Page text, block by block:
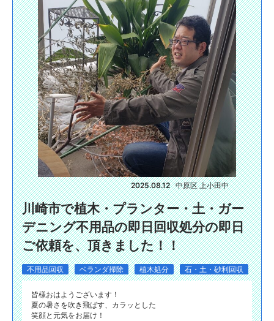
2025.08.12 中原区 上小田中
川崎市で植木・プランター・土・ガー
デニング不用品の即日回収処分の即日
ご依頼を、頂きました！！
不用品回収 ベランダ掃除 植木処分 石・土・砂利回収
皆様おはようございます！
夏の暑さを吹き飛ばす、カラッとした
笑顔と元気をお届け！